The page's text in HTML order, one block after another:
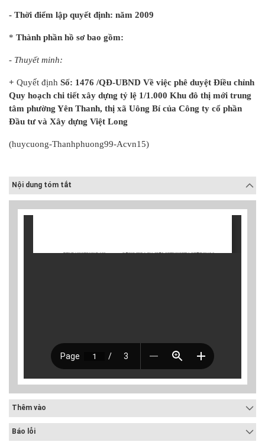
- Thời điểm lập quyết định: năm 2009
* Thành phần hồ sơ bao gồm:
- Thuyết minh:
+ Quyết định Số: 1476 /QĐ-UBND Về việc phê duyệt Điều chỉnh
Quy hoạch chi tiết xây dựng tỷ lệ 1/1.000 Khu đô thị mới trung
tâm phường Yên Thanh, thị xã Uông Bí của Công ty cổ phần
Đầu tư và Xây dựng Việt Long
(huycuong-Thanhphuong99-Acvn15)
Nội dung tóm tắt
Thêm vào
Báo lỗi